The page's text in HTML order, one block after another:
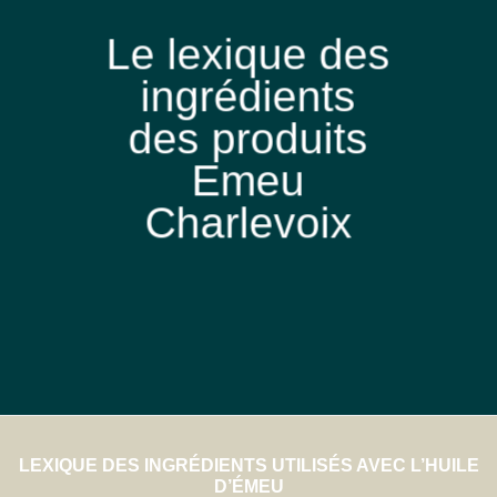
Le lexique des
ingrédients
des produits
Emeu
Charlevoix
LEXIQUE DES INGRÉDIENTS UTILISÉS AVEC L’HUILE
D’ÉMEU